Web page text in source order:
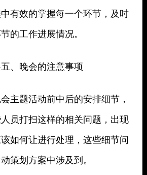
有效的掌握每一个环节，及时
的工作进展情况。
、晚会的注意事项
主题活动前中后的安排细节，
员打扫这样的相关问题，出现
如何让进行处理，这些细节问
策划方案中涉及到。